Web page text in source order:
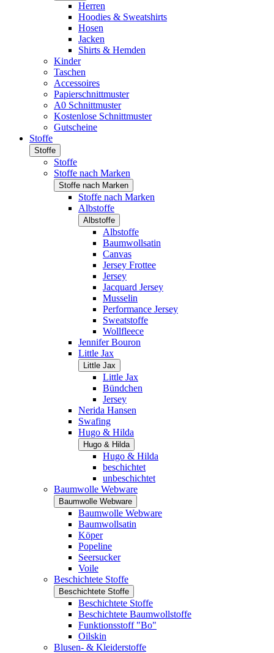
Herren
Hoodies & Sweatshirts
Hosen
Jacken
Shirts & Hemden
Kinder
Taschen
Accessoires
Papierschnittmuster
A0 Schnittmuster
Kostenlose Schnittmuster
Gutscheine
Stoffe
Stoffe
Stoffe
Stoffe nach Marken
Stoffe nach Marken
Stoffe nach Marken
Albstoffe
Albstoffe
Albstoffe
Baumwollsatin
Canvas
Jersey Frottee
Jersey
Jacquard Jersey
Musselin
Performance Jersey
Sweatstoffe
Wollfleece
Jennifer Bouron
Little Jax
Little Jax
Little Jax
Bündchen
Jersey
Nerida Hansen
Swafing
Hugo & Hilda
Hugo & Hilda
Hugo & Hilda
beschichtet
unbeschichtet
Baumwolle Webware
Baumwolle Webware
Baumwolle Webware
Baumwollsatin
Köper
Popeline
Seersucker
Voile
Beschichtete Stoffe
Beschichtete Stoffe
Beschichtete Stoffe
Beschichtete Baumwollstoffe
Funktionsstoff "Bo"
Oilskin
Blusen- & Kleiderstoffe